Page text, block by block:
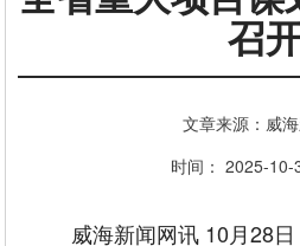
召
文章来源：威
时间： 2025-10-
威海新闻网讯 10月28日